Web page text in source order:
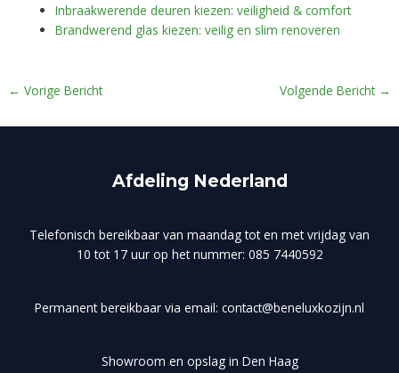
Inbraakwerende deuren kiezen: veiligheid & comfort
Brandwerend glas kiezen: veilig en slim renoveren
← Vorige Bericht Volgende Bericht →
Afdeling Nederland
Telefonisch bereikbaar van maandag tot en met vrijdag van
10 tot 17 uur op het nummer: 085 7440592
Permanent bereikbaar via email: contact@beneluxkozijn.nl
Showroom en opslag in Den Haag